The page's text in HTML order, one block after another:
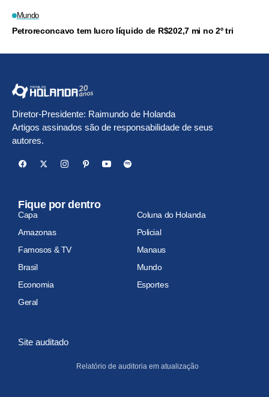
Mundo
Petroreconcavo tem lucro líquido de R$202,7 mi no 2º tri
Diretor-Presidente: Raimundo de Holanda
Artigos assinados são de responsabilidade de seus
autores.
Fique por dentro
Capa
Coluna do Holanda
Amazonas
Policial
Famosos & TV
Manaus
Brasil
Mundo
Economia
Esportes
Geral
Site auditado
Relatório de auditoria em atualização